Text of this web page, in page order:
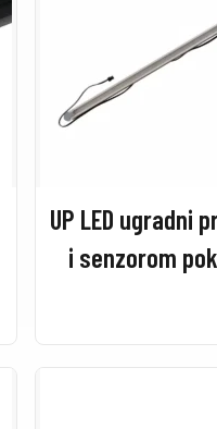
UP LED ugradni
i senzorom